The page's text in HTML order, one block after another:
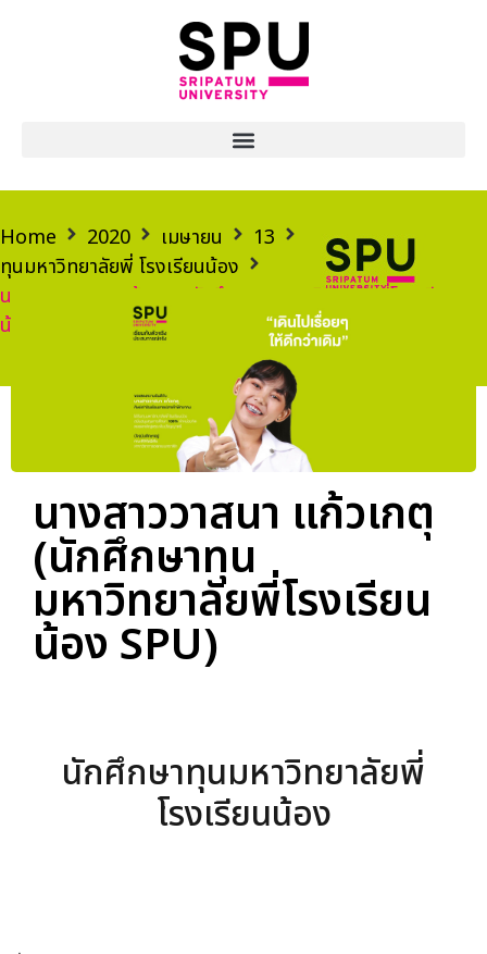
Home 2020 เมษายน
13
ทุนมหาวิทยาลัยพี่ โรงเรียนน้อง
นางสาววาสนา แก้วเกตุ (นักศึกษาทุนมหาวิทยาลัยพี่โรงเรียน
น้อง SPU)
นางสาววาสนา แก้วเกตุ
(นักศึกษาทุน
มหาวิทยาลัยพี่โรงเรียน
น้อง SPU)
นักศึกษาทุนมหาวิทยาลัยพี่
โรงเรียนน้อง